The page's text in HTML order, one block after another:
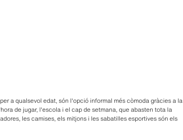
a qualsevol edat, són l'opció informal més còmoda gràcies a la
de jugar, l'escola i el cap de setmana, que abasten tota la
les camises, els mitjons i les sabatilles esportives són els